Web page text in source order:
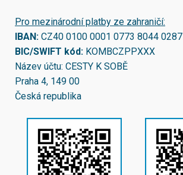
Pro mezinárodní platby ze zahraničí:
IBAN: CZ40 0100 0001 0773 8044 0287
BIC/SWIFT kód: KOMBCZPPXXX
Název účtu: CESTY K SOBĚ
Praha 4, 149 00
Česká republika